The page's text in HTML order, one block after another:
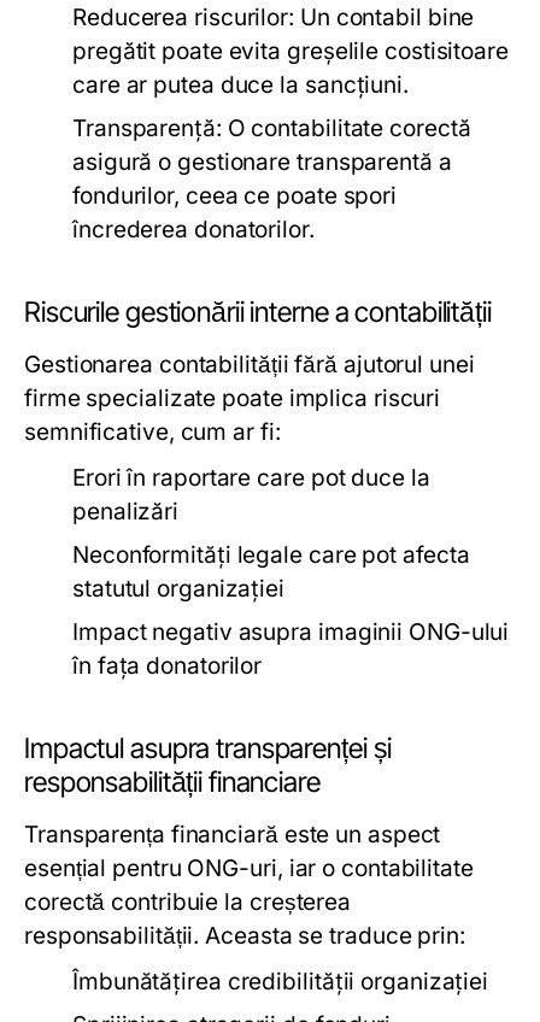
Reducerea riscurilor: Un contabil bine
pregătit poate evita greșelile costisitoare
care ar putea duce la sancțiuni.
Transparență: O contabilitate corectă
asigură o gestionare transparentă a
fondurilor, ceea ce poate spori
încrederea donatorilor.
Riscurile gestionării interne a contabilității
Gestionarea contabilității fără ajutorul unei
firme specializate poate implica riscuri
semnificative, cum ar fi:
Erori în raportare care pot duce la
penalizări
Neconformități legale care pot afecta
statutul organizației
Impact negativ asupra imaginii ONG-ului
în fața donatorilor
Impactul asupra transparenței și
responsabilității financiare
Transparența financiară este un aspect
esențial pentru ONG-uri, iar o contabilitate
corectă contribuie la creșterea
responsabilității. Aceasta se traduce prin:
Îmbunătățirea credibilității organizației